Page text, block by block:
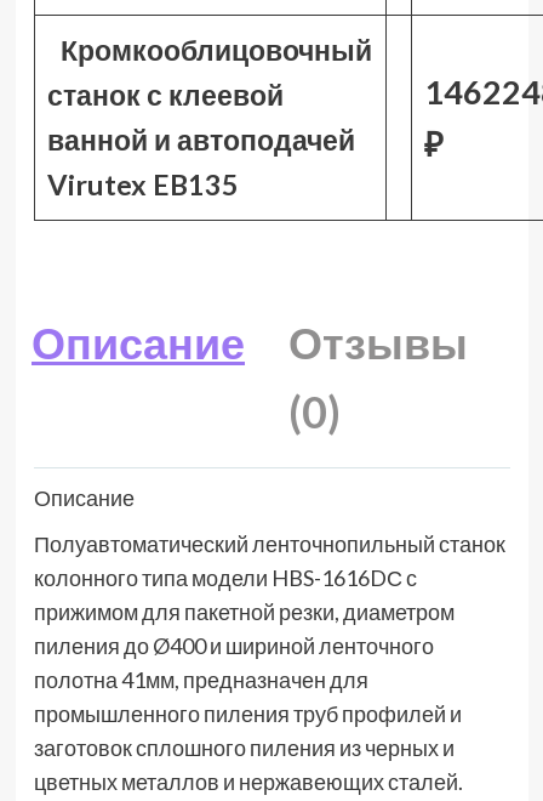
Кромкооблицовочный
станок с клеевой
ванной и автоподачей
Virutex EB135
₽
Описание
Отзывы
(0)
Описание
Полуавтоматический ленточнопильный станок
колонного типа модели HBS-1616DС с
прижимом для пакетной резки, диаметром
пиления до Ø400 и шириной ленточного
полотна 41мм, предназначен для
промышленного пиления труб профилей и
заготовок сплошного пиления из черных и
цветных металлов и нержавеющих сталей.